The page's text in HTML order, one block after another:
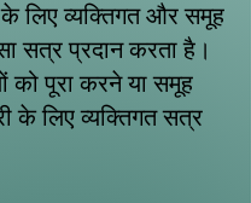
लिए व्यक्तिगत और समूह
सत्र प्रदान करता है।
को पूरा करने या समूह
के लिए व्यक्तिगत सत्र